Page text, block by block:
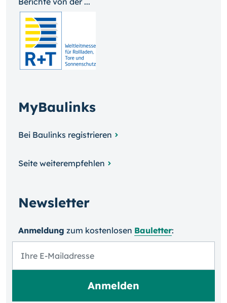
MyBaulinks
Bei Baulinks registrieren
Seite weiterempfehlen
Newsletter
Anmeldung zum kosten­losen Bauletter: